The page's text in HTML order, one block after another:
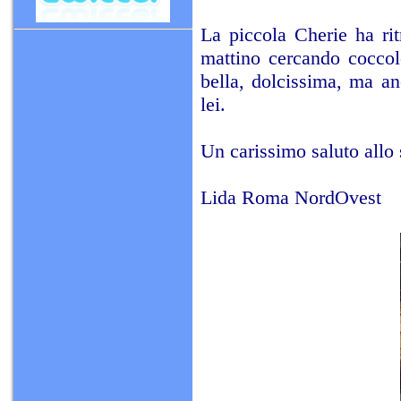
La piccola Cherie ha
mattino cercando
bella, dolcissima, ma
lei.
Un carissimo saluto
Lida Roma NordOvest